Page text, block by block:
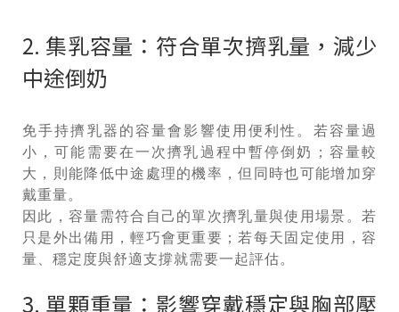
2. 集乳容量：符合單次擠乳量，減少
中途倒奶
免手持擠乳器的容量會影響使用便利性。若容量過
小，可能需要在一次擠乳過程中暫停倒奶；容量較
大，則能降低中途處理的機率，但同時也可能增加穿
戴重量。
因此，容量需符合自己的單次擠乳量與使用場景。若
只是外出備用，輕巧會更重要；若每天固定使用，容
量、穩定度與舒適支撐就需要一起評估。
3. 單顆重量：影響穿戴穩定與胸部壓